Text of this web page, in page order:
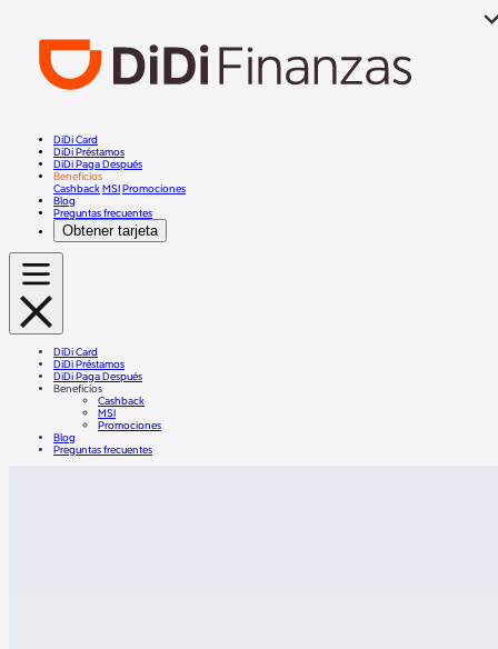
DiDi Card
DiDi Préstamos
DiDi Paga Después
Beneficios
CashbackMSIPromociones
Blog
Preguntas frecuentes
Obtener tarjeta
DiDi Card
DiDi Préstamos
DiDi Paga Después
Beneficios
Cashback
MSI
Promociones
Blog
Preguntas frecuentes